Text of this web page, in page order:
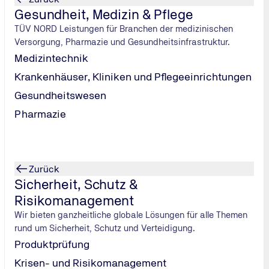
Gesundheit, Medizin & Pflege
TÜV NORD Leistungen für Branchen der medizinischen
Versorgung, Pharmazie und Gesundheitsinfrastruktur.
Medizintechnik
Krankenhäuser, Kliniken und Pflegeeinrichtungen
Gesundheitswesen
Pharmazie
Zurück
Sicherheit, Schutz &
Risikomanagement
Wir bieten ganzheitliche globale Lösungen für alle Themen
rund um Sicherheit, Schutz und Verteidigung.
Produktprüfung
Krisen- und Risikomanagement
identifizieren
dieBereitschaft, sich mit Risiken zu beschäftigen, gering
Solange die Zähne nicht schmerzen, tut man nichts.“
und Geschäftsführer von GUKSA ist das der falsche Weg.
Analyse (Strengths = Stärken, Weaknesses = Schwächen,
Workshops, Schadensstatistiken oder einer
Beispiele für externe Risiken sind
lassen sie sich von Unternehmen nicht beeinflussen.